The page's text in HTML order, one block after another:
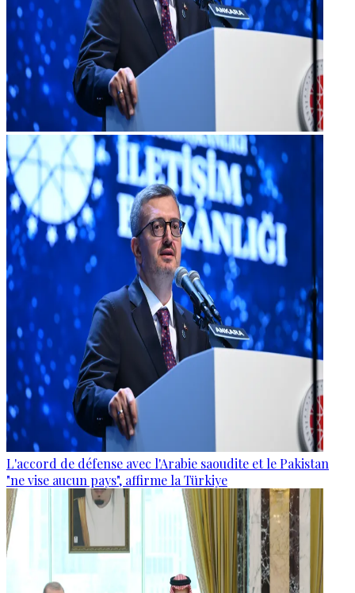
L'accord de défense avec l'Arabie saoudite et le Pakistan
"ne vise aucun pays", affirme la Türkiye